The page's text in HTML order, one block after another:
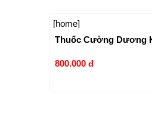
[home]
Thuốc Cường Dương
800.000 đ